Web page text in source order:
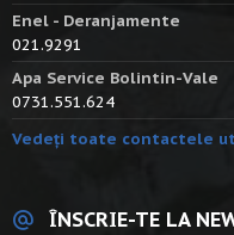
Enel - Deranjamente
021.9291
Apa Service Bolintin-Vale
0731.551.624
Vedeți toate contactele
ÎNSCRIE-TE LA